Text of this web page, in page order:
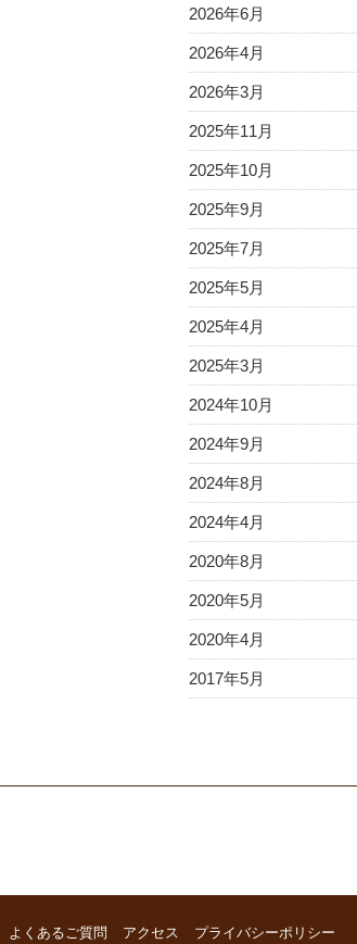
2026年6月
2026年4月
2026年3月
2025年11月
2025年10月
2025年9月
2025年7月
2025年5月
2025年4月
2025年3月
2024年10月
2024年9月
2024年8月
2024年4月
2020年8月
2020年5月
2020年4月
2017年5月
よくあるご質問 アクセス プライバシーポリシー